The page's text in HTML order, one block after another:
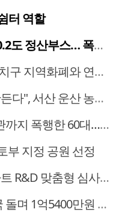
터 역할
폭염 속 공영주차장 근로자
와 연계·통합 가능할까
촌관광휴양단지 조성 본격 시동
행한 60대… 차량 압수
부 지정 공원 선정
사 대상될까…예타 폐지 새기회
수거한 보이스피싱 수거책 검거